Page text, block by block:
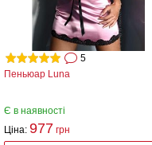
Пеньюар Luna
5
Є в наявності
Ціна: 977 грн